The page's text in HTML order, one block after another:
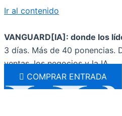
Ir al contenido
VANGUARD[IA]: donde los
3 días. Más de 40 ponencias.
ventas, los negocios y la IA.
COMPRAR ENTRADA